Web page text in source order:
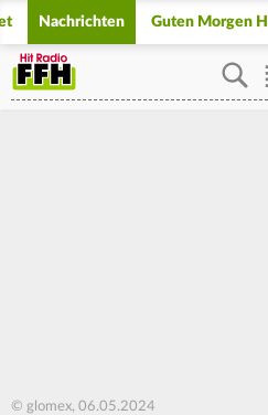
Nachrichten Guten Morgen
© glomex, 06.05.2024